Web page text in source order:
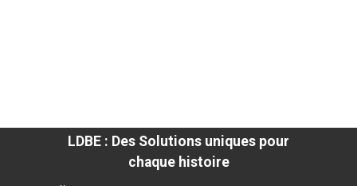
LDBE : Des Solutions uniques pour
chaque histoire